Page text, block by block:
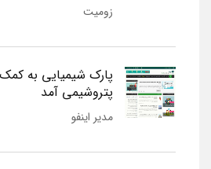
زومیت
پارک شیمیایی به
پتروشیمی آمد
مدیر اینفو